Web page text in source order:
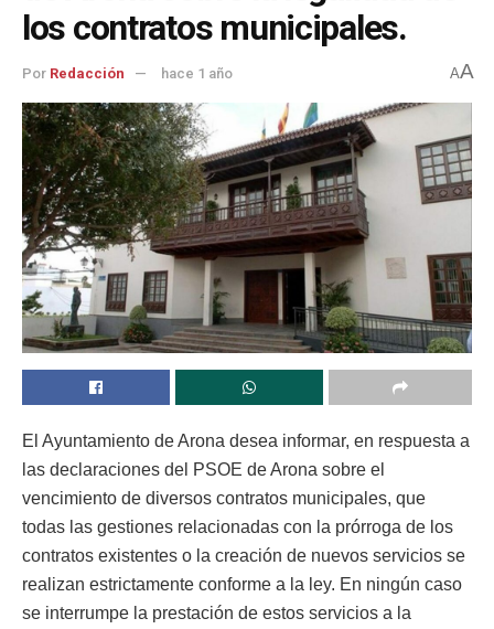
los contratos municipales.
Por Redacción hace 1 año AA
El Ayuntamiento de Arona desea informar, en respuesta a
las declaraciones del PSOE de Arona sobre el
vencimiento de diversos contratos municipales, que
todas las gestiones relacionadas con la prórroga de los
contratos existentes o la creación de nuevos servicios se
realizan estrictamente conforme a la ley. En ningún caso
se interrumpe la prestación de estos servicios a la